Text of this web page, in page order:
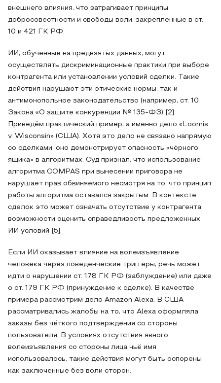
внешнего влияния, что затрагивает принципы
добросовестности и свободы воли, закреплённые в ст.
10 и 421 ГК РФ.
ИИ, обученные на предвзятых данных, могут
осуществлять дискриминационные практики при выборе
контрагента или установлении условий сделки. Такие
действия нарушают эти этические нормы, так и
антимонопольное законодательство (например, ст. 10
Закона «О защите конкуренции № 135-ФЗ) [2].
Приведём практический пример, а именно дело «Loomis
v. Wisconsin» (США). Хотя это дело не связано напрямую
со сделками, оно демонстрирует опасность «чёрного
ящика» в алгоритмах. Суд признал, что использование
алгоритма COMPAS при вынесении приговора не
нарушает прав обвиняемого несмотря на то, что принцип
работы алгоритма оставался закрытым. В контексте
сделок это может означать отсутствие у контрагента
возможности оценить справедливость предложенных
ИИ условий [5].
Если ИИ оказывает влияние на волеизъявление
человека через поведенческие триггеры, речь может
идти о нарушении ст. 178 ГК РФ (заблуждение) или даже
о ст. 179 ГК РФ (принуждение к сделке). В качестве
примера рассмотрим дело Amazon Alexa. В США
рассматривались жалобы на то, что Alexa оформляла
заказы без чёткого подтверждения со стороны
пользователя. В условиях отсутствия явного
волеизъявления со стороны лица чьё имя
использовалось, такие действия могут быть оспорены
как заключённые без воли сторон.